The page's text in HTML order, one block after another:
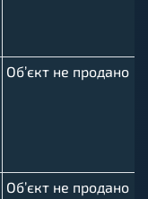
Об’єкт не продано
Об’єкт не продано